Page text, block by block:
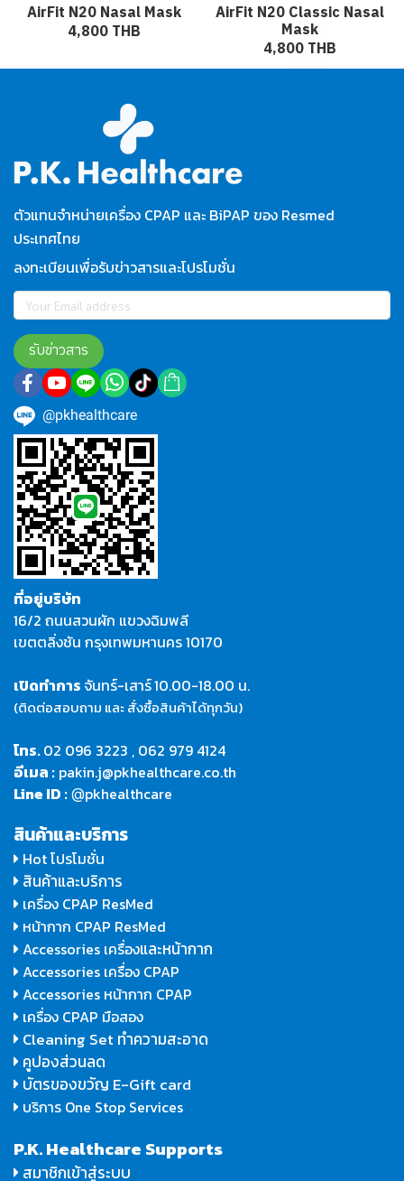
AirFit N20 Nasal Mask
4,800 THB
AirFit N20 Classic Nasal
Mask
4,800 THB
ตัวแทนจำหน่ายเครื่อง CPAP และ BiPAP ของ Resmed
ประเทศไทย
ลงทะเบียนเพื่อรับข่าวสารและโปรโมชั่น
รับข่าวสาร
@pkhealthcare
ที่อยู่บริษัท
16/2 ถนนสวนผัก แขวงฉิมพลี
เขตตลิ่งชัน กรุงเทพมหานคร 10170
เปิดทำการจันทร์-เสาร์10.00-18.00 น.
(ติดต่อสอบถาม และ สั่งซื้อสินค้าได้ทุกวัน)
โทร.02 096 3223 , 062 979 4124
อีเมล : pakin.j@pkhealthcare.co.th
Line ID : @pkhealthcare
สินค้าและบริการ
Hot โปรโมชั่น
สินค้าและบริการ
เครื่อง CPAP ResMed
หน้ากาก CPAP ResMed
Accessories เครื่องและหน้ากาก
Accessories เครื่อง CPAP
Accessories หน้ากาก CPAP
เครื่อง CPAP มือสอง
Cleaning Set ทำความสะอาด
คูปองส่วนลด
บัตรของขวัญ E-Gift card
บริการ One Stop Services
P.K. Healthcare Supports
สมาชิกเข้าสู่ระบบ